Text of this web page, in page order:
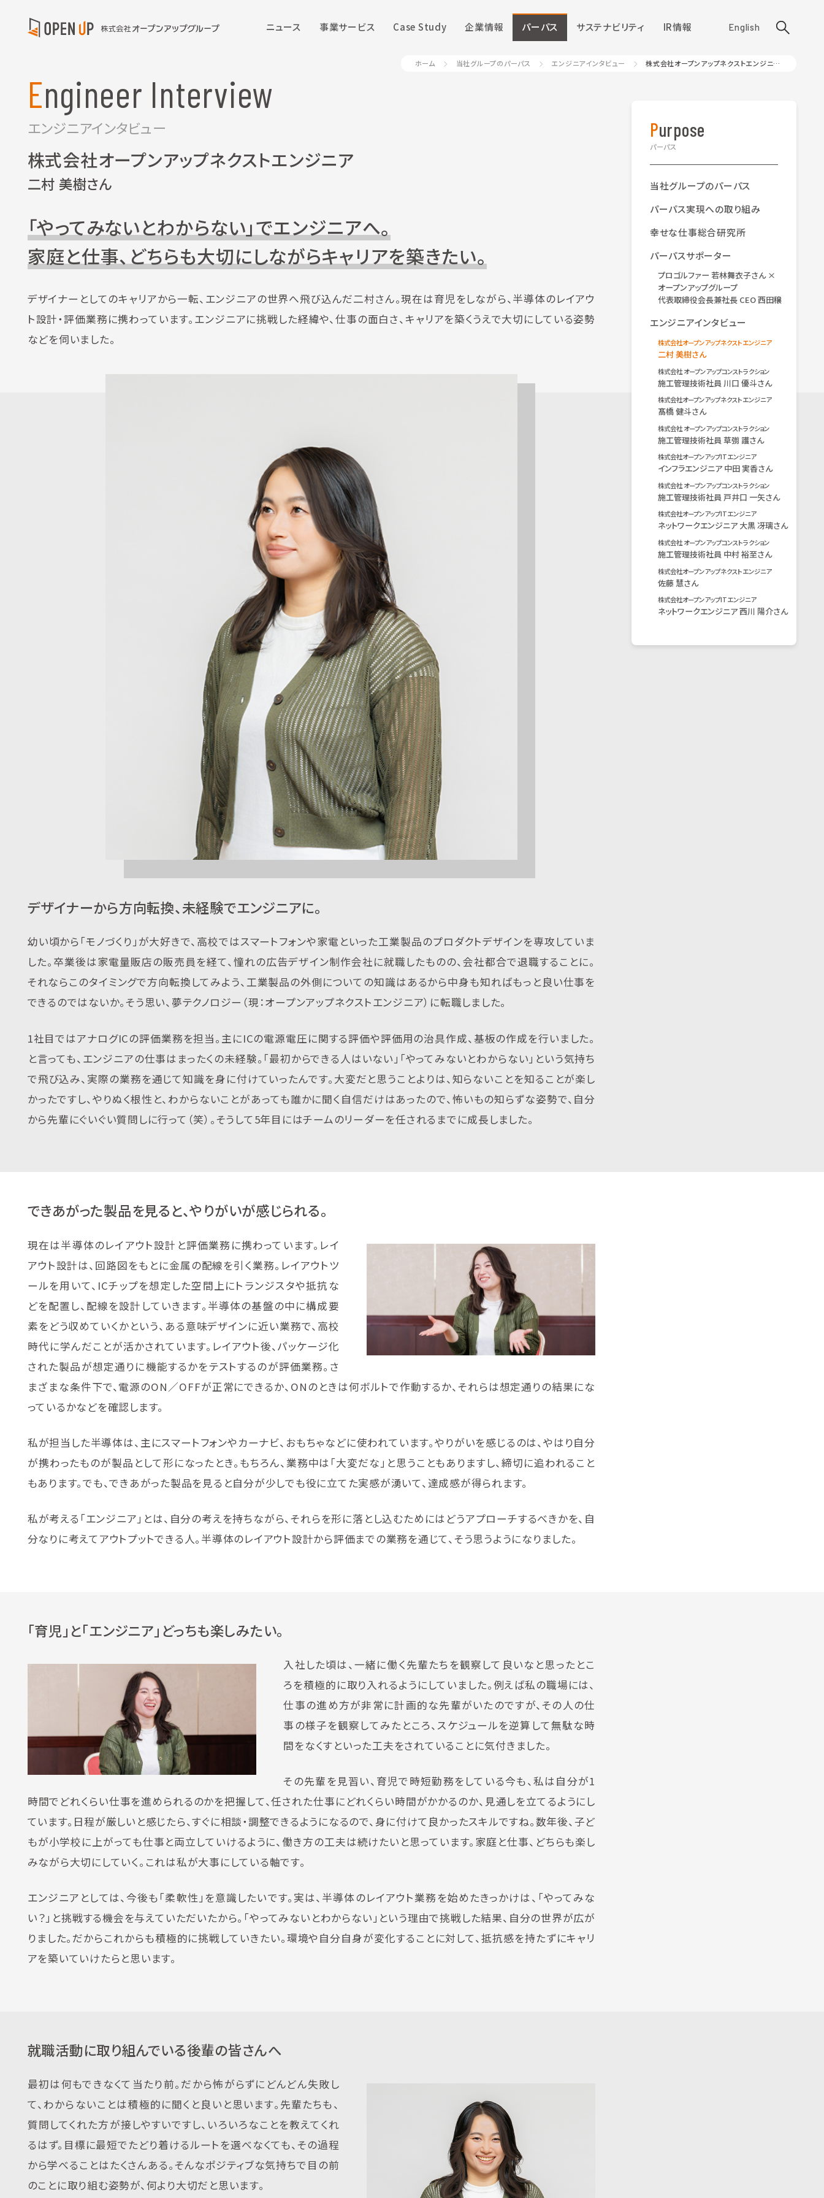
ニュース 事業サービス Case Study 企業情報 パーパス サステナビリティ IR情報 English
ホーム 当社グループのパーパス エンジニアインタビュー 株式会社オープンアップネクストエンジニア 二村 美樹さん
Engineer Interview
エンジニアインタビュー
株式会社オープンアップネクストエンジニア
二村 美樹さん
「やってみないとわからない」でエンジニアへ。
家庭と仕事、どちらも大切にしながらキャリアを築きたい。
デザイナーとしてのキャリアから一転、エンジニアの世界へ飛び込んだ二村さん。現在は育児をしながら、半導体のレイアウ
ト設計・評価業務に携わっています。エンジニアに挑戦した経緯や、仕事の面白さ、キャリアを築くうえで大切にしている姿勢
などを伺いました。
デザイナーから方向転換、未経験でエンジニアに。
幼い頃から「モノづくり」が大好きで、高校ではスマートフォンや家電といった工業製品のプロダクトデザインを専攻していま
した。卒業後は家電量販店の販売員を経て、憧れの広告デザイン制作会社に就職したものの、会社都合で退職することに。
それならこのタイミングで方向転換してみよう、工業製品の外側についての知識はあるから中身も知ればもっと良い仕事を
できるのではないか。そう思い、夢テクノロジー（現：オープンアップネクストエンジニア）に転職しました。
1社目ではアナログICの評価業務を担当。主にICの電源電圧に関する評価や評価用の治具作成、基板の作成を行いました。
と言っても、エンジニアの仕事はまったくの未経験。「最初からできる人はいない」「やってみないとわからない」という気持ち
で飛び込み、実際の業務を通じて知識を身に付けていったんです。大変だと思うことよりは、知らないことを知ることが楽し
かったですし、やりぬく根性と、わからないことがあっても誰かに聞く自信だけはあったので、怖いもの知らずな姿勢で、自分
から先輩にぐいぐい質問しに行って（笑）。そうして5年目にはチームのリーダーを任されるまでに成長しました。
できあがった製品を見ると、やりがいが感じられる。
現在は半導体のレイアウト設計と評価業務に携わっています。レイ
アウト設計は、回路図をもとに金属の配線を引く業務。レイアウトツ
ールを用いて、ICチップを想定した空間上にトランジスタや抵抗な
どを配置し、配線を設計していきます。半導体の基盤の中に構成要
素をどう収めていくかという、ある意味デザインに近い業務で、高校
時代に学んだことが活かされています。レイアウト後、パッケージ化
された製品が想定通りに機能するかをテストするのが評価業務。さ
まざまな条件下で、電源のON／OFFが正常にできるか、ONのときは何ボルトで作動するか、それらは想定通りの結果にな
っているかなどを確認します。
私が担当した半導体は、主にスマートフォンやカーナビ、おもちゃなどに使われています。やりがいを感じるのは、やはり自分
が携わったものが製品として形になったとき。もちろん、業務中は「大変だな」と思うこともありますし、締切に追われること
もあります。でも、できあがった製品を見ると自分が少しでも役に立てた実感が湧いて、達成感が得られます。
私が考える「エンジニア」とは、自分の考えを持ちながら、それらを形に落とし込むためにはどうアプローチするべきかを、自
分なりに考えてアウトプットできる人。半導体のレイアウト設計から評価までの業務を通じて、そう思うようになりました。
「育児」と「エンジニア」どっちも楽しみたい。
入社した頃は、一緒に働く先輩たちを観察して良いなと思ったとこ
ろを積極的に取り入れるようにしていました。例えば私の職場には、
仕事の進め方が非常に計画的な先輩がいたのですが、その人の仕
事の様子を観察してみたところ、スケジュールを逆算して無駄な時
間をなくすといった工夫をされていることに気付きました。
その先輩を見習い、育児で時短勤務をしている今も、私は自分が1
時間でどれくらい仕事を進められるのかを把握して、任された仕事にどれくらい時間がかかるのか、見通しを立てるようにし
ています。日程が厳しいと感じたら、すぐに相談・調整できるようになるので、身に付けて良かったスキルですね。数年後、子ど
もが小学校に上がっても仕事と両立していけるように、働き方の工夫は続けたいと思っています。家庭と仕事、どちらも楽し
みながら大切にしていく。これは私が大事にしている軸です。
エンジニアとしては、今後も「柔軟性」を意識したいです。実は、半導体のレイアウト業務を始めたきっかけは、「やってみな
い？」と挑戦する機会を与えていただいたから。「やってみないとわからない」という理由で挑戦した結果、自分の世界が広が
りました。だからこれからも積極的に挑戦していきたい。環境や自分自身が変化することに対して、抵抗感を持たずにキャリ
アを築いていけたらと思います。
就職活動に取り組んでいる後輩の皆さんへ
最初は何もできなくて当たり前。だから怖がらずにどんどん失敗し
て、わからないことは積極的に聞くと良いと思います。先輩たちも、
質問してくれた方が接しやすいですし、いろいろなことを教えてくれ
るはず。目標に最短でたどり着けるルートを選べなくても、その過程
から学べることはたくさんある。そんなポジティブな気持ちで目の前
のことに取り組む姿勢が、何より大切だと思います。
Purpose
パーパス
当社グループのパーパス
パーパス実現への取り組み
幸せな仕事総合研究所
パーパスサポーター
プロゴルファー 若林舞衣子さん ×
オープンアップグループ
代表取締役会長兼社長 CEO 西田穣
エンジニアインタビュー
株式会社オープンアップネクストエンジニア
二村 美樹さん
株式会社 オープンアップコンストラクション
施工管理技術社員 川口 優斗さん
株式会社オープンアップネクストエンジニア
髙橋 健斗さん
株式会社 オープンアップコンストラクション
施工管理技術社員 草彅 護さん
株式会社オープンアップITエンジニア
インフラエンジニア 中田 実香さん
株式会社 オープンアップコンストラクション
施工管理技術社員 戸井口 一矢さん
株式会社オープンアップITエンジニア
ネットワークエンジニア 大黒 冴璃さん
株式会社 オープンアップコンストラクション
施工管理技術社員 中村 裕至さん
株式会社オープンアップネクストエンジニア
佐藤 慧さん
株式会社オープンアップITエンジニア
ネットワークエンジニア 西川 陽介さん